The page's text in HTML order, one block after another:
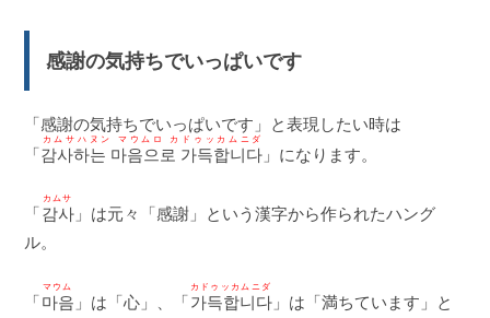
感謝の気持ちでいっぱいです
「感謝の気持ちでいっぱいです」と表現したい時は
「감사하는 마음으로 가득합니다
カムサハヌン マウムロ カドゥッカムニダ
」になります。
「감사
カムサ
」は元々「感謝」という漢字から作られたハング
ル。
「마음
マウム
」は「心」、「가득합니다
カドゥッカムニダ
」は「満ちています」と